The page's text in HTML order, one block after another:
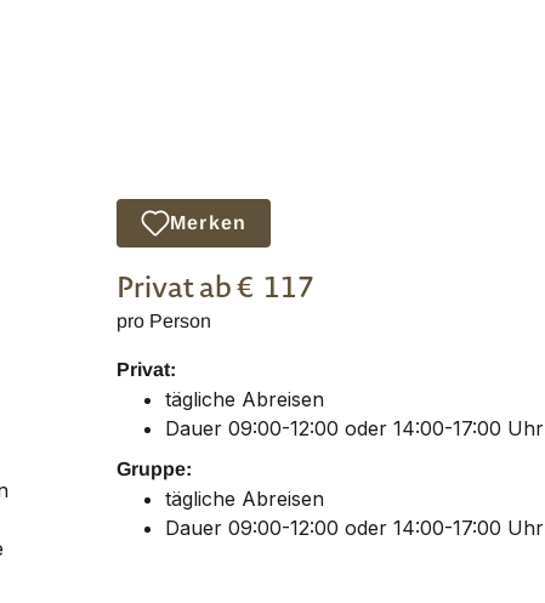
Merken
Privatab € 117
pro Person
Privat:
tägliche Abreisen
Dauer 09:00-12:00 oder 14:00-17:00 Uhr
Gruppe:
tägliche Abreisen
Dauer 09:00-12:00 oder 14:00-17:00 Uhr